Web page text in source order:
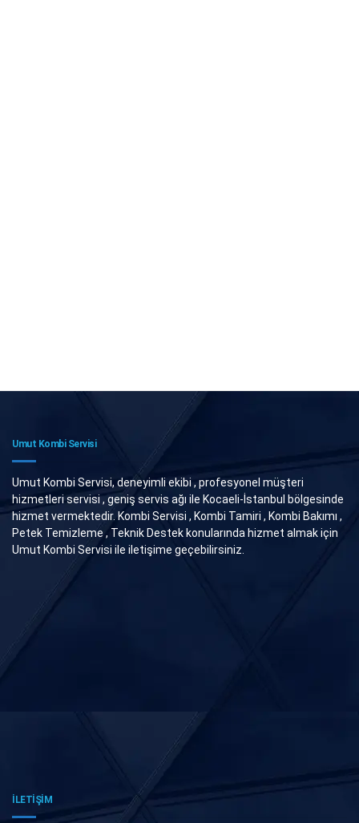
Umut Kombi Servisi
Umut Kombi Servisi, deneyimli ekibi , profesyonel müşteri
hizmetleri servisi , geniş servis ağı ile Kocaeli-İstanbul bölgesinde
hizmet vermektedir. Kombi Servisi , Kombi Tamiri , Kombi Bakımı ,
Petek Temizleme , Teknik Destek konularında hizmet almak için
Umut Kombi Servisi ile iletişime geçebilirsiniz.
İLETİŞİM